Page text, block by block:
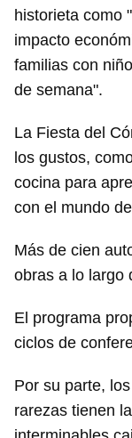
historieta como
impacto
familias con
de semana".
La Fiesta del
los gustos,
cocina para
con el mundo
Más de cien
obras a lo largo
El programa
ciclos de
Por su parte,
rarezas tienen